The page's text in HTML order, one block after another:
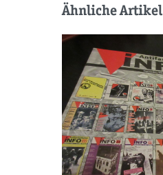
Ähnliche Artikel